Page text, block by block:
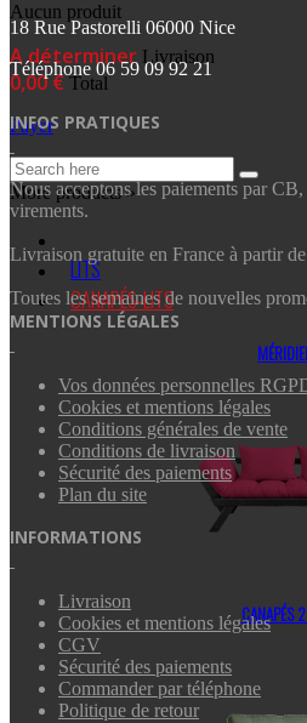
Aucun produit
A déterminer Livraison
0,00 € Total
Payer
More products »
LITS
CANAPÉS-LITS
CANAPÉS
18 Rue Pastorelli 06000 Nice
Téléphone06 59 09 92 21‬
INFOS PRATIQUES
Nous acceptons les paiements par
virements.
Livraison gratuite en France à partir
Toutes les semaines de nouvelles
MENTIONS LÉGALES
Vos données personnelles
Cookies et mentions légales
Conditions générales de vente
Conditions de livraison
Sécurité des paiements
Plan du site
INFORMATIONS
Livraison
Cookies et mentions légales
CGV
Sécurité des paiements
Commander par téléphone
Politique de retour